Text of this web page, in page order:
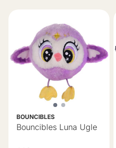
BOUNCIBLES
Bouncibles Luna Ugle